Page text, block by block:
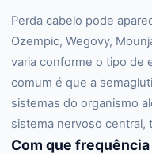
Perda cabelo pode
Ozempic, Wegovy,
varia conforme o tipo
comum é que a
sistemas do organismo
sistema nervoso central,
Com que